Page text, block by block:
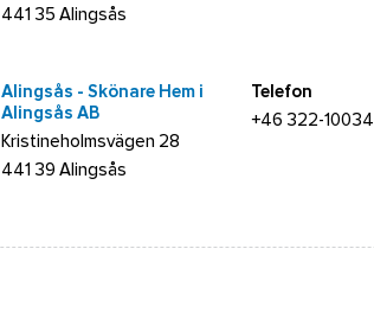
441 35 Alingsås
Alingsås - Skönare Hem i
Alingsås AB
Kristineholmsvägen 28
441 39 Alingsås
Telefon
+46 322-10034